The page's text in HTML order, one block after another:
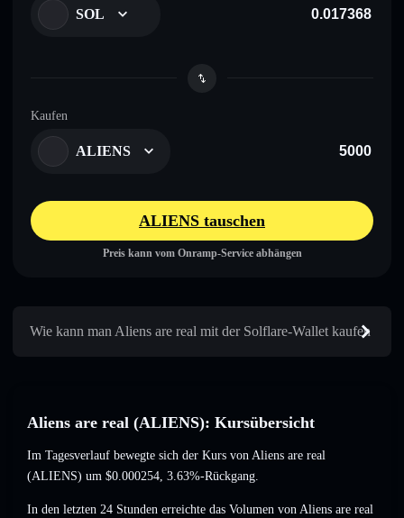
SOL
Kaufen
ALIENS
ALIENS tauschen
Preis kann vom Onramp-Service abhängen
Wie kann man Aliens are real mit der Solflare-Wallet kaufen
Aliens are real (ALIENS): Kursübersicht
Im Tagesverlauf bewegte sich der Kurs von Aliens are real
(ALIENS) um $0.000254, 3.63%-Rückgang.
In den letzten 24 Stunden erreichte das Volumen von Aliens are real